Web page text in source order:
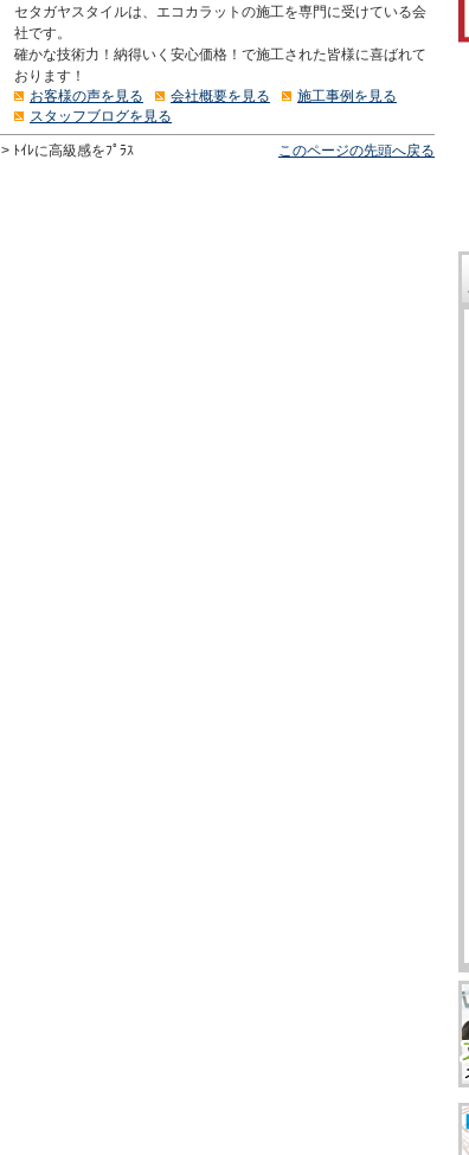
セタガヤスタイルは、エコカラットの施工を専門に受けている会
社です。
確かな技術力！納得いく安心価格！で施工された皆様に喜ばれて
おります！
お客様の声を見る
会社概要を見る
施工事例を見る
スタッフブログを見る
> ﾄｲﾚに高級感をﾌﾟﾗｽ このページの先頭へ戻る